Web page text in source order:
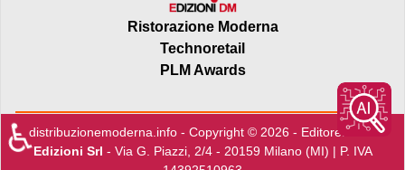
Ristorazione Moderna
Technoretail
PLM Awards
distribuzionemoderna.info - Copyright © 2026 - Editore:Edra
Edizioni Srl - Via G. Piazzi, 2/4 - 20159 Milano (MI) | P. IVA